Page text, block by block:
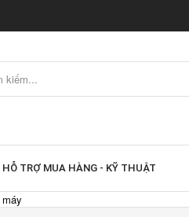
HỖ TRỢ MUA HÀNG - KỸ THUẬT